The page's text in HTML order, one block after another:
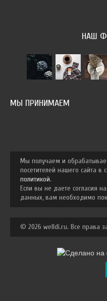
НАШ
МЫ ПРИНИМАЕМ
Мы получаем и
посетителей нашего сайта в
политикой.
Если вы не даете согласия
данных, вам необходимо
© 2026 welldi.ru. Все права